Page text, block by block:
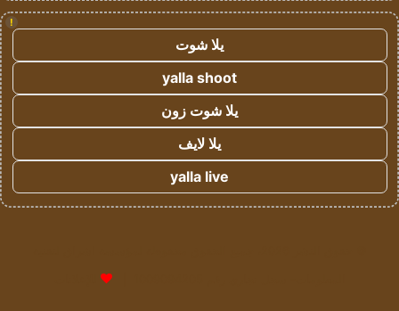
!
يلا شوت
yalla shoot
يلا شوت زون
يلا لايف
yalla live